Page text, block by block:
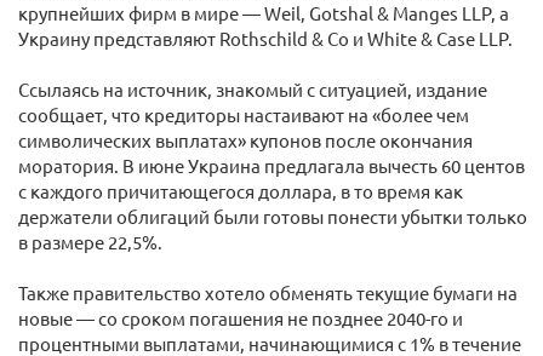
крупнейших фирм в мире — Weil, Gotshal & Manges LLP, а
Украину представляют Rothschild & Co и White & Case LLP.
Ссылаясь на источник, знакомый с ситуацией, издание
сообщает, что кредиторы настаивают на «более чем
символических выплатах» купонов после окончания
моратория. В июне Украина предлагала вычесть 60 центов
с каждого причитающегося доллара, в то время как
держатели облигаций были готовы понести убытки только
в размере 22,5%.
Также правительство хотело обменять текущие бумаги на
новые — со сроком погашения не позднее 2040-го и
процентными выплатами, начинающимися с 1% в течение